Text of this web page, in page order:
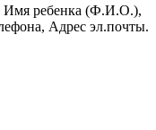
Имя ребенка (Ф.И.О.),
Адрес эл.почты.